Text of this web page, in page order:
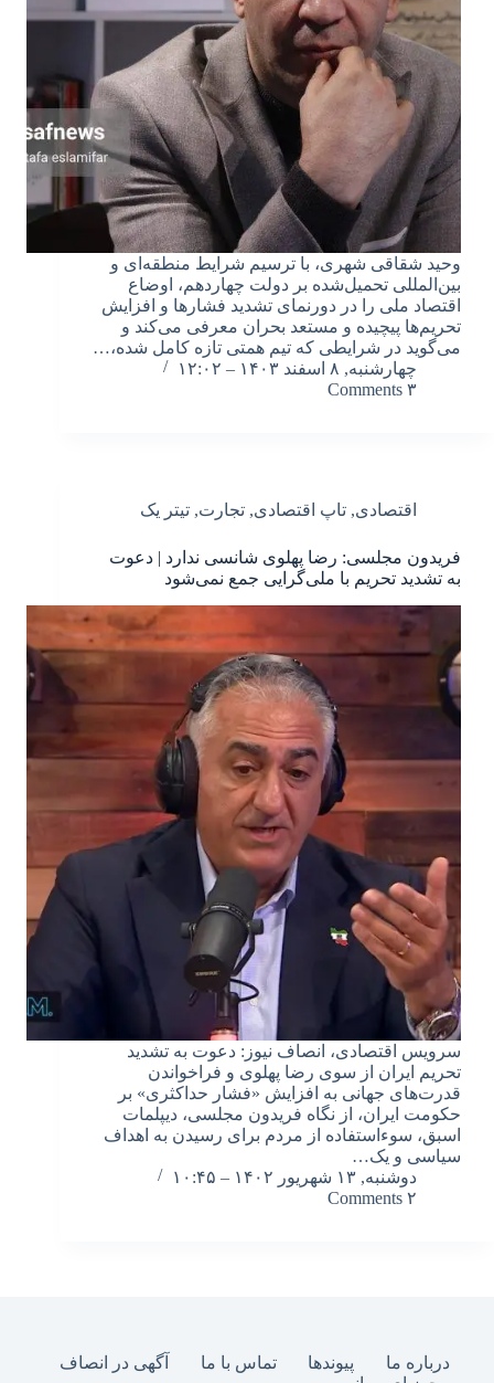
وحید شقاقی شهری، با ترسیم شرایط منطقه‌ای و
بین‌المللی تحمیل‌شده بر دولت چهاردهم، اوضاع
اقتصاد ملی را در دورنمای تشدید فشارها و افزایش
تحریم‌ها پیچیده و مستعد بحران معرفی می‌کند و
می‌گوید در شرایطی که تیم همتی تازه کامل شده،…
چهارشنبه, ۸ اسفند ۱۴۰۳ – ۱۲:۰۲
۳ Comments
اقتصادی, تاپ اقتصادی, تجارت, تیتر یک
فریدون مجلسی: رضا پهلوی شانسی ندارد | دعوت
به تشدید تحریم با ملی‌گرایی جمع نمی‌شود
سرویس اقتصادی، انصاف نیوز: دعوت به تشدید
تحریم ایران از سوی رضا پهلوی و فراخواندن
قدرت‌های جهانی به افزایش «فشار حداکثری» بر
حکومت ایران، از نگاه فریدون مجلسی، دیپلمات
اسبق، سوءاستفاده از مردم برای رسیدن به اهداف
سیاسی و یک…
دوشنبه, ۱۳ شهریور ۱۴۰۲ – ۱۰:۴۵
۲ Comments
درباره ما پیوندها تماس با ما
آگهی در انصاف